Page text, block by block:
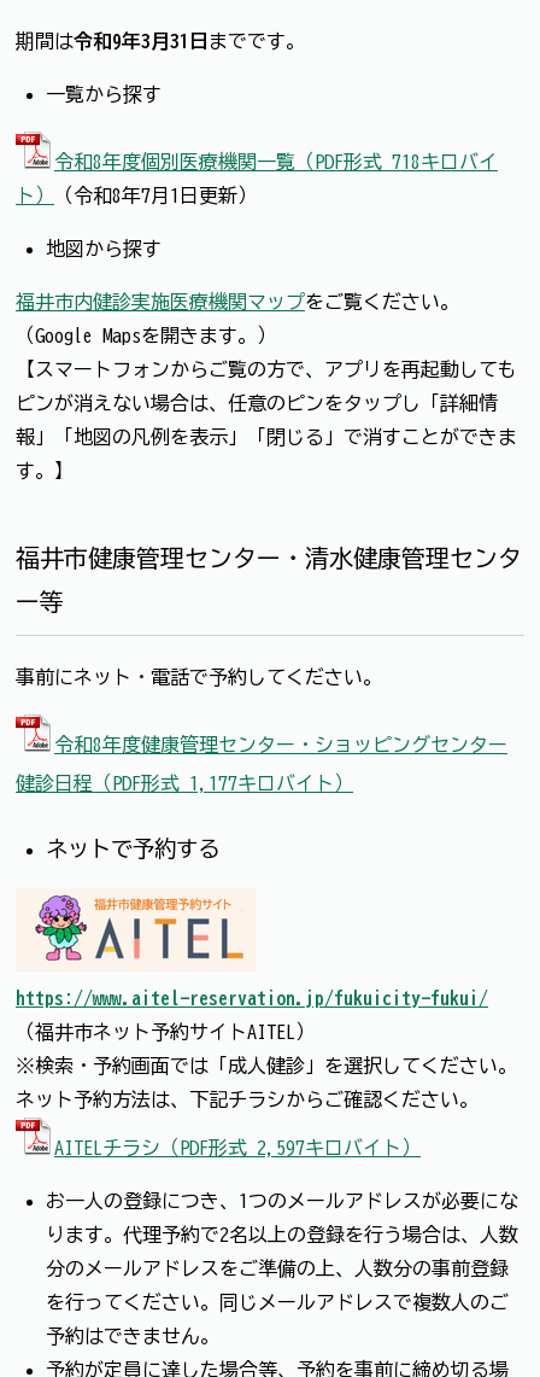
期間は令和9年3月31日 までです。
一覧から探す
令和8年度個別医療機関一覧（PDF形式 718キロバイ
ト）
（令和8年7月1日更新）
地図から探す
福井市内健診実施医療機関マップをご覧ください。
（Google Mapsを開きます。）
【スマートフォンからご覧の方で、アプリを再起動しても
ピンが消えない場合は、任意のピンをタップし「詳細情
報」→「地図の凡例を表示」→「閉じる」で消すことができま
す。】
福井市健康管理センター・清水健康管理センタ
ー等
事前にネット・電話で予約してください。
令和8年度健康管理センター・ショッピングセンター
健診日程（PDF形式 1,177キロバイト）
ネットで予約する
https://www.aitel-reservation.jp/fukuicity-fukui/
（福井市ネット予約サイトAITEL）
※検索・予約画面では「成人健診」を選択してください。
ネット予約方法は、下記チラシからご確認ください。
AITELチラシ（PDF形式 2,597キロバイト）
お一人の登録につき、1つのメールアドレスが必要にな
ります。代理予約で2名以上の登録を行う場合は、人数
分のメールアドレスをご準備の上、人数分の事前登録
を行ってください。同じメールアドレスで複数人のご
予約はできません。
予約が定員に達した場合等、予約を事前に締め切る場